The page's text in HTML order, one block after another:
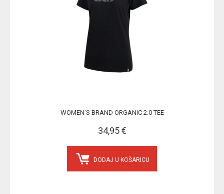
WOMEN'S BRAND ORGANIC 2.0 TEE
34,95 €
DODAJ U KOŠARICU